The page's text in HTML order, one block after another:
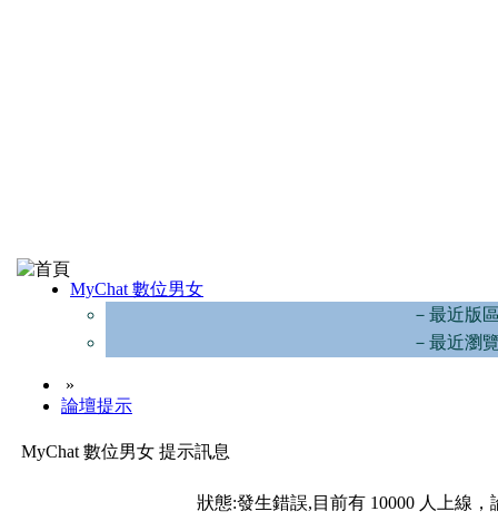
MyChat 數位男女
－最近版
－最近瀏
»
論壇提示
MyChat 數位男女 提示訊息
狀態:發生錯誤,目前有 10000 人上線